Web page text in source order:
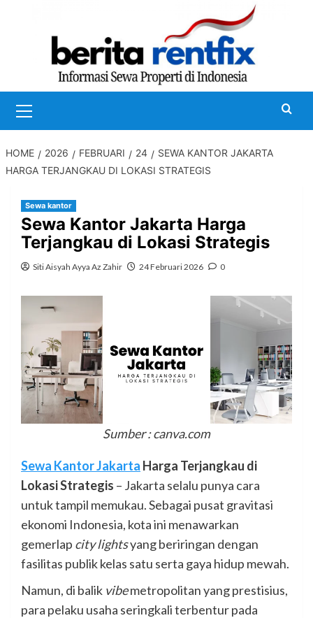
Menu
HOME 2026 FEBRUARI 24
SEWA KANTOR JAKARTA
HARGA TERJANGKAU DI LOKASI STRATEGIS
Sewa kantor
Sewa Kantor Jakarta Harga
Terjangkau di Lokasi Strategis
Siti Aisyah Ayya Az Zahir 24 Februari 2026 0
Sumber : canva.com
Sewa Kantor Jakarta Harga Terjangkau di
Lokasi Strategis – Jakarta selalu punya cara
untuk tampil memukau. Sebagai pusat gravitasi
ekonomi Indonesia, kota ini menawarkan
gemerlap city lightsyang beriringan dengan
fasilitas publik kelas satu serta gaya hidup mewah.
Namun, di balik vibemetropolitan yang prestisius,
para pelaku usaha seringkali terbentur pada